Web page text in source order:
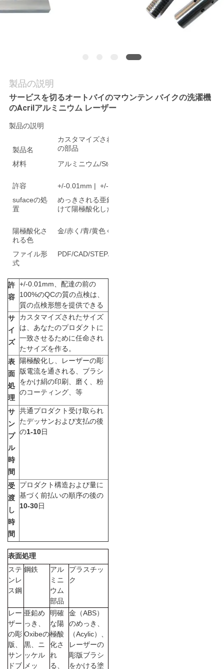
理
く
だ
さ
い
ニ
ュ
ス
引
金
を
求
め
て
く
だ
さ
い
サ
イ
ト
マ
ッ
プ
プ
ラ
イ
製品の説明
サービスを切るオートバイのマウンテン バイクの洗濯機
のAcrilアルミニウム レーザー
製品の説明
製品名
カスタマイズされたCNCの機械化の版
の部品
材料
アルミニウム/Steel/ステンレス鋼
許容
+/-0.01mm | +/-0.05mm
sufaceの処
置
めっきされる亜鉛 /+colorに砂を吹き付
けて陽極酸化した
陽極酸化さ
れる色
金/赤く/青/黄色く/オレンジ/緑、等
ファイル形
式
PDF/CAD/STEP/STP/IGS/DWG
許
容
+/-0.01mm、配達の前の
100%のQCの質の点検は、
質の点検形態を提供できる
サ
イ
ズ
カスタマイズされたサイズ
は、あなたのプロダクトに
一致させるために任命され
たサイズを作る。
表
面
処
理
陽極酸化し、レーザーの彫
版電流を通される、ブラシ
をかけ絹の印刷、磨く、粉
のコーティング、等
サ
ン
プ
ル
時
間
共通プロダクト受け取られ
たデッサンおよび支払の後
の1-10日
受
渡
し
時
間
プロダクト構造および量に
基づく前払いの順序の後の
10-30日
表面処理
ステ
ンレ
ス鋼
鋼鉄
アル
ミニ
ウム
部品
プラスチッ
ク
レー
ザー
の彫
版、
サン
ドブ
亜鉛め
っき、
Oxibeの
黒、ニ
ッケル
メッ
明確
な陽
極酸
化さ
れ
る、
金（ABS）
のめっき、
（Acylic）、
レーザーの
彫版ブラシ
をかける塗